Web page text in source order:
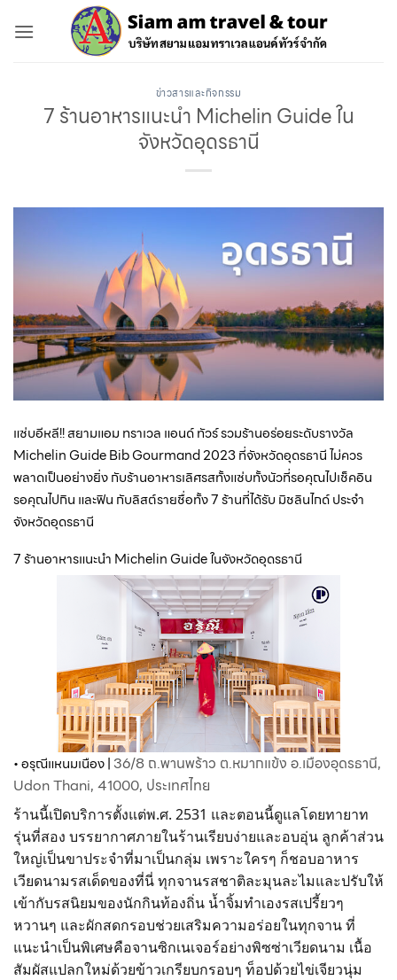
ข่าวสารและกิจกรรม
7 ร้านอาหารแนะนำ Michelin Guide ใน
จังหวัดอุดรธานี
แซ่บอีหลี!! สยามแอม ทราเวล แอนด์ ทัวร์ รวมร้านอร่อยระดับรางวัล
Michelin Guide Bib Gourmand 2023 ที่จังหวัดอุดรธานี ไม่ควร
พลาดเป็นอย่างยิ่ง กับร้านอาหารเลิศรสทั้งแซ่บทั้งนัวที่รอคุณไปเช็คอิน
รอคุณไปกิน และฟิน กับลิสต์รายชื่อทั้ง 7 ร้านที่ได้รับ มิชลินไกด์ ประจำ
จังหวัดอุดรธานี
7 ร้านอาหารแนะนำ Michelin Guide ในจังหวัดอุดรธานี
• อรุณีแหนมเนือง | 36/8 ถ.พานพร้าว ต.หมากแข้ง อ.เมืองอุดรธานี,
Udon Thani, 41000, ประเทศไทย
ร้านนี้เปิดบริการตั้งแต่พ.ศ. 2531 และตอนนี้ดูแลโดยทายาท
รุ่นที่สอง บรรยากาศภายในร้านเรียบง่ายและอบอุ่น ลูกค้าส่วน
ใหญ่เป็นขาประจำที่มาเป็นกลุ่ม เพราะใครๆ ก็ชอบอาหาร
เวียดนามรสเด็ดของที่นี่ ทุกจานรสชาติละมุนละไมและปรับให้
เข้ากับรสนิยมของนักกินท้องถิ่น น้ำจิ้มทำเองรสเปรี้ยวๆ
หวานๆ และผักสดกรอบช่วยเสริมความอร่อยในทุกจาน ที่
แนะนำเป็นพิเศษคือจานซิกเนเจอร์อย่างพิซซ่าเวียดนาม เนื้อ
สัมผัสแปลกใหม่ด้วยข้าวเกรียบกรอบๆ ท็อปด้วยไข่เจียวนุ่ม